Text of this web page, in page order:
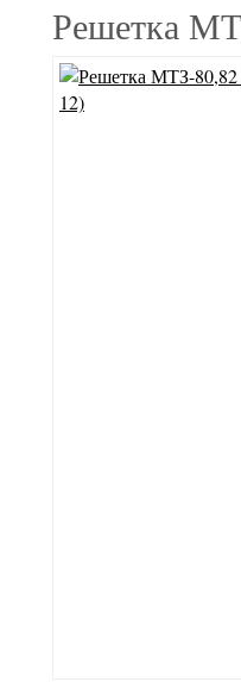
Решетка